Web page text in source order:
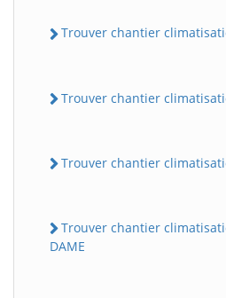
Trouver chantier
Trouver chantier
Trouver chantier
Trouver chantier
DAME